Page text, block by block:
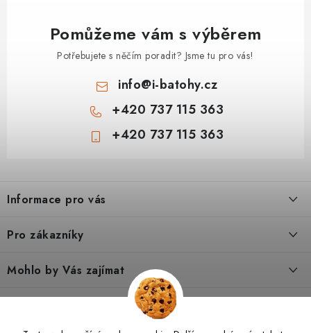
Pomůžeme vám s výběrem
Potřebujete s něčím poradit? Jsme tu pro vás!
info@i-batohy.cz
+420 737 115 363
+420 737 115 363
p
a
Informace pro vás
Kontakty
Pro zákazníky
Podmínky ochrany osobní údaje
Mohlo by Vás zajímat
Dárkové poukazy